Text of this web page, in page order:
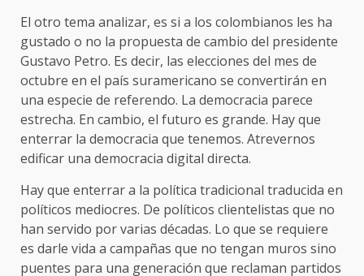
El otro tema analizar, es si a los colombianos les ha
gustado o no la propuesta de cambio del presidente
Gustavo Petro. Es decir, las elecciones del mes de
octubre en el país suramericano se convertirán en
una especie de referendo. La democracia parece
estrecha. En cambio, el futuro es grande. Hay que
enterrar la democracia que tenemos. Atrevernos
edificar una democracia digital directa.
Hay que enterrar a la política tradicional traducida en
políticos mediocres. De políticos clientelistas que no
han servido por varias décadas. Lo que se requiere
es darle vida a campañas que no tengan muros sino
puentes para una generación que reclaman partidos